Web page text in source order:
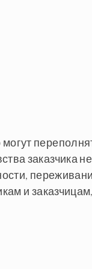
заказчика не
и заказчицам,